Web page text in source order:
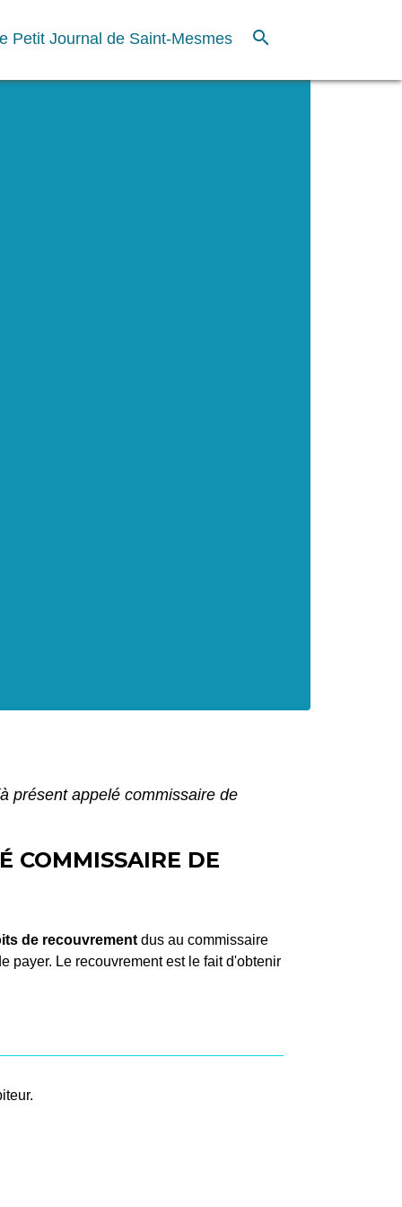
Petit Journal de Saint-Mesmes search
présent appelé commissaire de
COMMISSAIRE DE
de recouvrement dus au commissaire
payer. Le recouvrement est le fait d'obtenir